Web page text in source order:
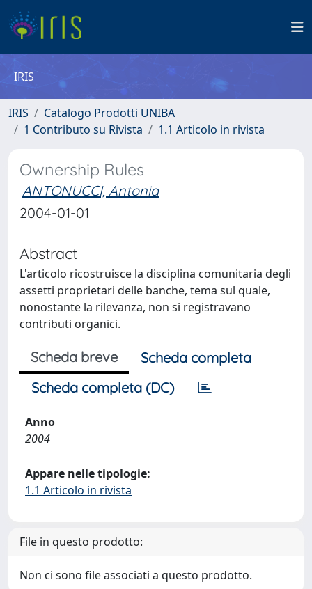
IRIS
IRIS
Catalogo Prodotti UNIBA
1 Contributo su Rivista
1.1 Articolo in rivista
Ownership Rules
ANTONUCCI, Antonia
2004-01-01
Abstract
L'articolo ricostruisce la disciplina comunitaria degli
assetti proprietari delle banche, tema sul quale,
nonostante la rilevanza, non si registravano
contributi organici.
Scheda breve
Scheda completa
Scheda completa (DC)
Anno
2004
Appare nelle tipologie:
1.1 Articolo in rivista
File in questo prodotto:
Non ci sono file associati a questo prodotto.